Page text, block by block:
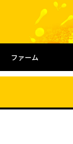
ファーム